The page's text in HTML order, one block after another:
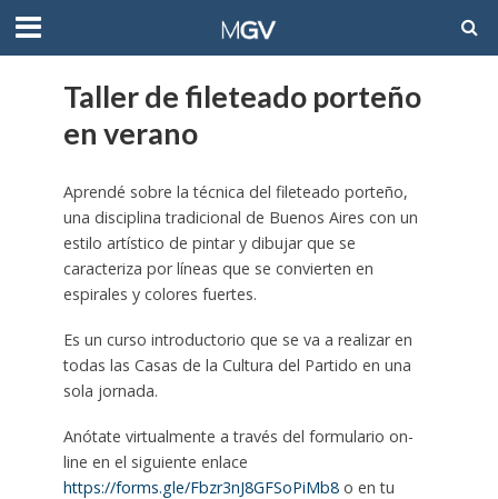
Taller de fileteado porteño
en verano
Aprendé sobre la técnica del fileteado porteño,
una disciplina tradicional de Buenos Aires con un
estilo artístico de pintar y dibujar que se
caracteriza por líneas que se convierten en
espirales y colores fuertes.
Es un curso introductorio que se va a realizar en
todas las Casas de la Cultura del Partido en una
sola jornada.
Anótate virtualmente a través del formulario on-
line en el siguiente enlace
https://forms.gle/Fbzr3nJ8GFSoPiMb8o en tu